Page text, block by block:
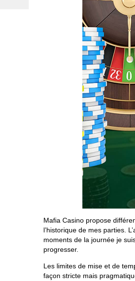
Mafia Casino propose
l’historique de mes parties.
moments de la journée je
progresser.
Les limites de mise et de
façon stricte mais